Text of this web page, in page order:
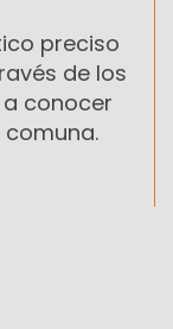
preciso
de los
conocer
comuna.